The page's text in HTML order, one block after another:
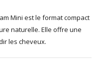
Mini est le format compact
naturelle. Elle offre une
les cheveux.